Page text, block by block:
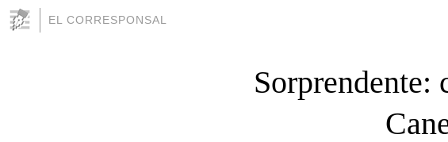
EL CORRESPONSAL
Sorprendente: